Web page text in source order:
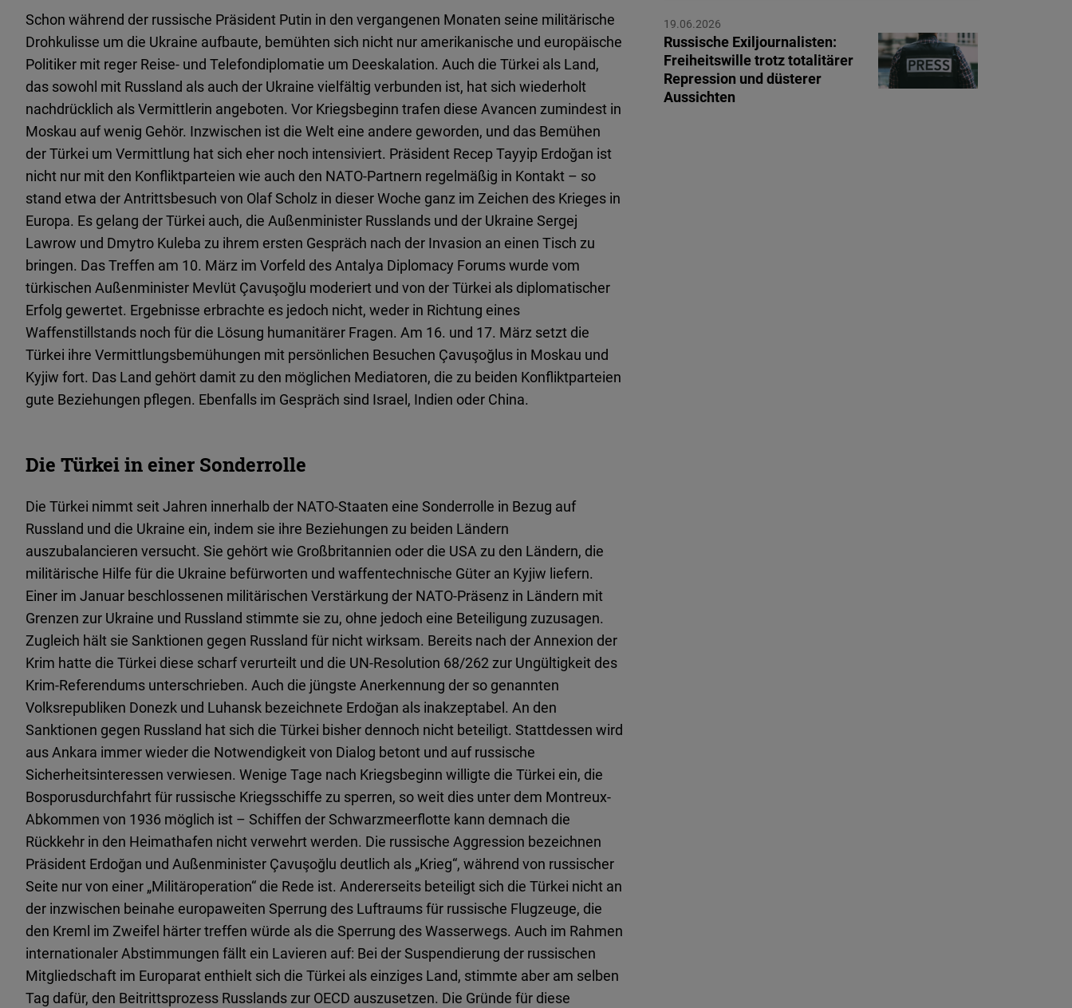
Schon während der russische Präsident Putin in den vergangenen Monaten seine militärische
Drohkulisse um die Ukraine aufbaute, bemühten sich nicht nur amerikanische und europäische
Politiker mit reger Reise- und Telefondiplomatie um Deeskalation. Auch die Türkei als Land,
das sowohl mit Russland als auch der Ukraine vielfältig verbunden ist, hat sich wiederholt
nachdrücklich als Vermittlerin angeboten. Vor Kriegsbeginn trafen diese Avancen zumindest in
Moskau auf wenig Gehör. Inzwischen ist die Welt eine andere geworden, und das Bemühen
der Türkei um Vermittlung hat sich eher noch intensiviert. Präsident Recep Tayyip Erdoğan ist
nicht nur mit den Konfliktparteien wie auch den NATO-Partnern regelmäßig in Kontakt – so
stand etwa der Antrittsbesuch von Olaf Scholz in dieser Woche ganz im Zeichen des Krieges in
Europa. Es gelang der Türkei auch, die Außenminister Russlands und der Ukraine Sergej
Lawrow und Dmytro Kuleba zu ihrem ersten Gespräch nach der Invasion an einen Tisch zu
bringen. Das Treffen am 10. März im Vorfeld des Antalya Diplomacy Forums wurde vom
türkischen Außenminister Mevlüt Çavuşoğlu moderiert und von der Türkei als diplomatischer
Erfolg gewertet. Ergebnisse erbrachte es jedoch nicht, weder in Richtung eines
Waffenstillstands noch für die Lösung humanitärer Fragen. Am 16. und 17. März setzt die
Türkei ihre Vermittlungsbemühungen mit persönlichen Besuchen Çavuşoğlus in Moskau und
Kyjiw fort. Das Land gehört damit zu den möglichen Mediatoren, die zu beiden Konfliktparteien
gute Beziehungen pflegen. Ebenfalls im Gespräch sind Israel, Indien oder China.
Die Türkei in einer Sonderrolle
Die Türkei nimmt seit Jahren innerhalb der NATO-Staaten eine Sonderrolle in Bezug auf
Russland und die Ukraine ein, indem sie ihre Beziehungen zu beiden Ländern
auszubalancieren versucht. Sie gehört wie Großbritannien oder die USA zu den Ländern, die
militärische Hilfe für die Ukraine befürworten und waffentechnische Güter an Kyjiw liefern.
Einer im Januar beschlossenen militärischen Verstärkung der NATO-Präsenz in Ländern mit
Grenzen zur Ukraine und Russland stimmte sie zu, ohne jedoch eine Beteiligung zuzusagen.
Zugleich hält sie Sanktionen gegen Russland für nicht wirksam. Bereits nach der Annexion der
Krim hatte die Türkei diese scharf verurteilt und die UN-Resolution 68/262 zur Ungültigkeit des
Krim-Referendums unterschrieben. Auch die jüngste Anerkennung der so genannten
Volksrepubliken Donezk und Luhansk bezeichnete Erdoğan als inakzeptabel. An den
Sanktionen gegen Russland hat sich die Türkei bisher dennoch nicht beteiligt. Stattdessen wird
aus Ankara immer wieder die Notwendigkeit von Dialog betont und auf russische
Sicherheitsinteressen verwiesen. Wenige Tage nach Kriegsbeginn willigte die Türkei ein, die
Bosporusdurchfahrt für russische Kriegsschiffe zu sperren, so weit dies unter dem Montreux-
Abkommen von 1936 möglich ist – Schiffen der Schwarzmeerflotte kann demnach die
Rückkehr in den Heimathafen nicht verwehrt werden. Die russische Aggression bezeichnen
Präsident Erdoğan und Außenminister Çavuşoğlu deutlich als „Krieg“, während von russischer
Seite nur von einer „Militäroperation“ die Rede ist. Andererseits beteiligt sich die Türkei nicht an
der inzwischen beinahe europaweiten Sperrung des Luftraums für russische Flugzeuge, die
den Kreml im Zweifel härter treffen würde als die Sperrung des Wasserwegs. Auch im Rahmen
internationaler Abstimmungen fällt ein Lavieren auf: Bei der Suspendierung der russischen
Mitgliedschaft im Europarat enthielt sich die Türkei als einziges Land, stimmte aber am selben
Tag dafür, den Beitrittsprozess Russlands zur OECD auszusetzen. Die Gründe für diese
19.06.2026
Russische Exiljournalisten:
Freiheitswille trotz totalitärer
Repression und düsterer
Aussichten
Flickr
Embed
Newsletter2go
Embed
Podigee
Embed
D.Vinci
Embed
Typeform